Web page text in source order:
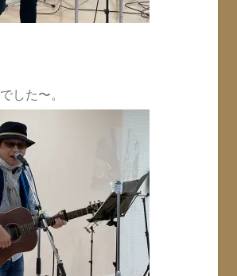
した〜。